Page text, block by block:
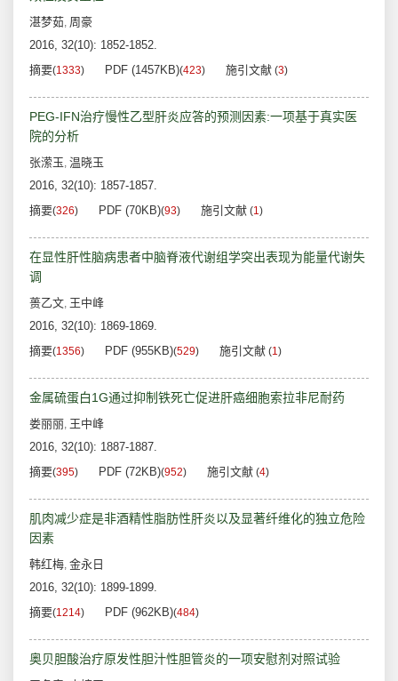
湛梦茹, 周豪
2016, 32(10): 1852-1852.
摘要(1333) PDF (1457KB)(423) 施引文献 (3)
PEG-IFN治疗慢性乙型肝炎应答的预测因素:一项基于真实医
院的分析
张潆玉, 温晓玉
2016, 32(10): 1857-1857.
摘要(326) PDF (70KB)(93) 施引文献 (1)
在显性肝性脑病患者中脑脊液代谢组学突出表现为能量代谢失
调
蒉乙文, 王中峰
2016, 32(10): 1869-1869.
摘要(1356) PDF (955KB)(529) 施引文献 (1)
金属硫蛋白1G通过抑制铁死亡促进肝癌细胞索拉非尼耐药
娄丽丽, 王中峰
2016, 32(10): 1887-1887.
摘要(395) PDF (72KB)(952) 施引文献 (4)
肌肉减少症是非酒精性脂肪性肝炎以及显著纤维化的独立危险
因素
韩红梅, 金永日
2016, 32(10): 1899-1899.
摘要(1214) PDF (962KB)(484)
奥贝胆酸治疗原发性胆汁性胆管炎的一项安慰剂对照试验